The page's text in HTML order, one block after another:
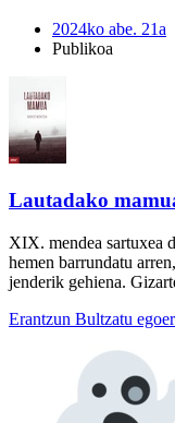
2024ko abe. 21a
Publikoa
Lautadako
XIX. mendea sartuxea
hemen barrundatu
jenderik gehiena.
Erantzun Bultzatu